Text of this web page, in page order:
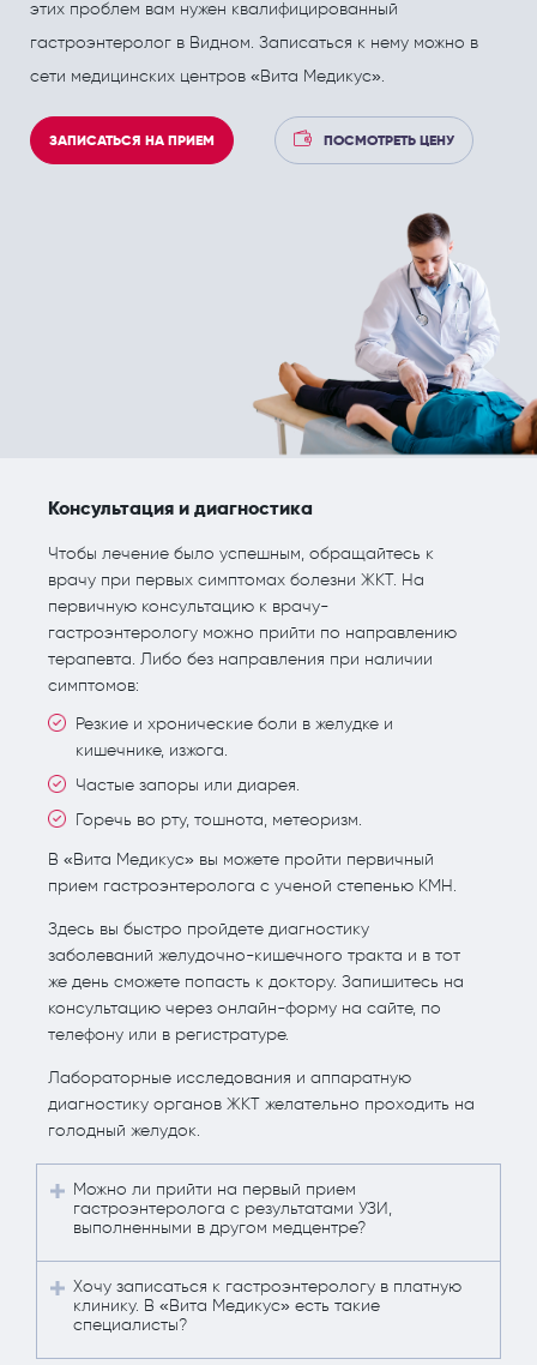
Кардиология
Кинезитерапия (ЛФК)
Колопроктология
Остеопат и кинезиолог
Рефлекторная терапия (рефлексотерапия)
Травматология и ортопедия
Эндокринология
ПОЛЕЗНЫЕ СТАТЬИПОЛЕЗНЫЕ СТАТЬИ
этих проблем вам нужен квалифицированный
гастроэнтеролог в Видном. Записаться к нему можно в
сети медицинских центров «Вита Медикус».
ЗАПИСАТЬСЯ НА ПРИЕМ ПОСМОТРЕТЬ ЦЕНУ
Консультация и диагностика
Чтобы лечение было успешным, обращайтесь к
врачу при первых симптомах болезни ЖКТ. На
первичную консультацию к врачу-
гастроэнтерологу можно прийти по направлению
терапевта. Либо без направления при наличии
симптомов:
Резкие и хронические боли в желудке и
кишечнике, изжога.
Частые запоры или диарея.
Горечь во рту, тошнота, метеоризм.
В «Вита Медикус» вы можете пройти первичный
прием гастроэнтеролога с ученой степенью КМН.
Здесь вы быстро пройдете диагностику
заболеваний желудочно-кишечного тракта и в тот
же день сможете попасть к доктору. Запишитесь на
консультацию через онлайн-форму на сайте, по
телефону или в регистратуре.
Лабораторные исследования и аппаратную
диагностику органов ЖКТ желательно проходить на
голодный желудок.
Можно ли прийти на первый прием
гастроэнтеролога с результатами УЗИ,
выполненными в другом медцентре?
Хочу записаться к гастроэнтерологу в платную
клинику. В «Вита Медикус» есть такие
специалисты?